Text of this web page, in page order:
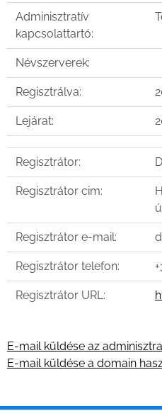
Adminisztratív
kapcsolattartó:
Névszerverek:
Regisztrálva:
Lejárat:
Regisztrátor:
Regisztrátor cim:
Regisztrátor e-mail:
Regisztrátor telefon:
Regisztrátor URL:
E-mail küldése az
E-mail küldése a domain